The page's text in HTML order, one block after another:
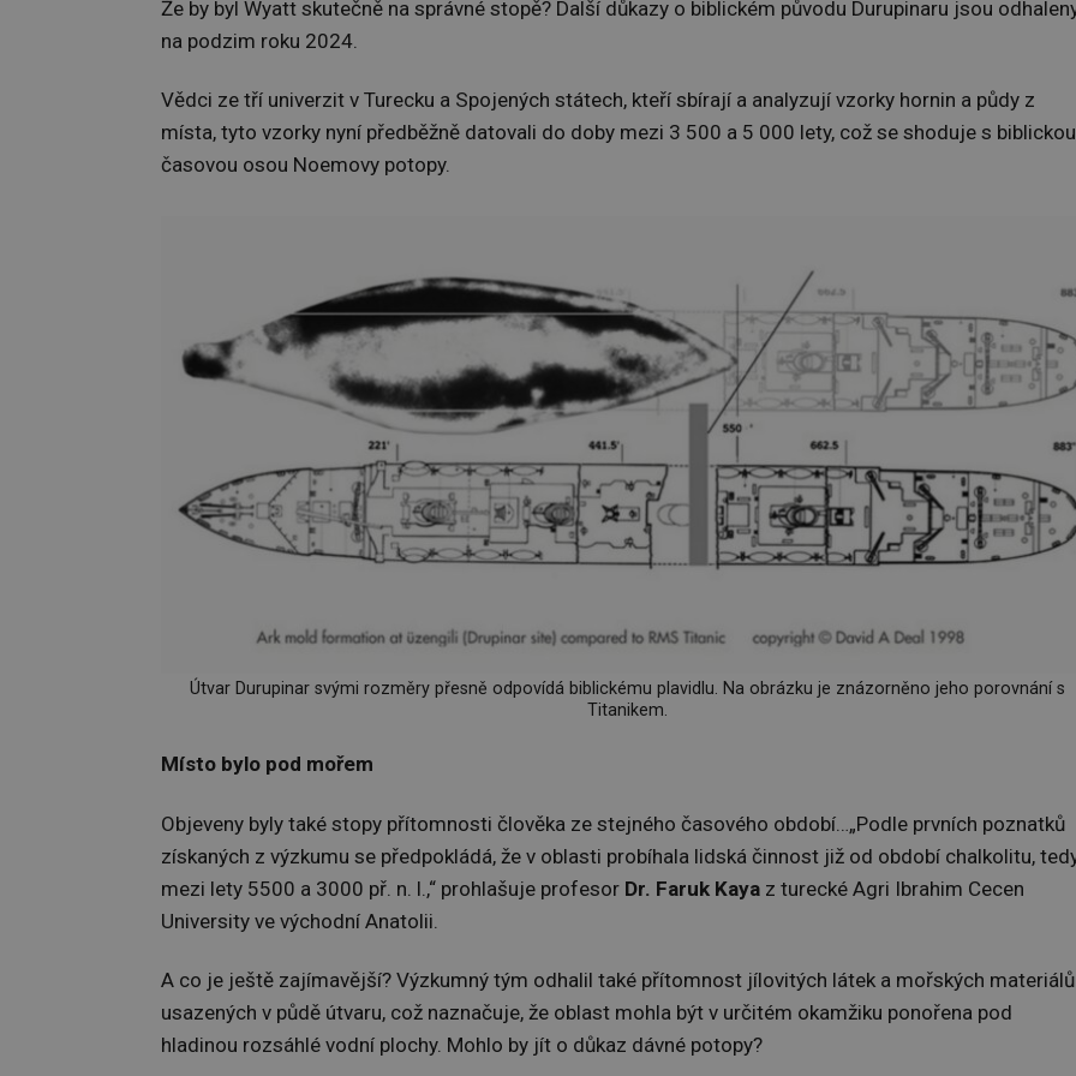
Že by byl Wyatt skutečně na správné stopě? Další důkazy o biblickém původu Durupinaru jsou
na podzim roku 2024.
Vědci ze tří univerzit v Turecku a Spojených státech, kteří sbírají a analyzují vzorky hornin a půdy z
místa, tyto vzorky nyní předběžně datovali do doby mezi 3 500 a 5 000 lety, což se shoduje s biblickou
časovou osou Noemovy potopy.
Útvar Durupinar svými rozměry přesně odpovídá biblickému plavidlu. Na obrázku je znázorněno jeho porovnání s
Titanikem.
Místo bylo pod mořem
Objeveny byly také stopy přítomnosti člověka ze stejného časového období…„Podle prvních poznatků
získaných z výzkumu se předpokládá, že v oblasti probíhala lidská činnost již od období chalkolitu,
mezi lety 5500 a 3000 př. n. l.,“ prohlašuje profesor Dr. Faruk Kaya z turecké Agri Ibrahim Cecen
University ve východní Anatolii.
A co je ještě zajímavější? Výzkumný tým odhalil také přítomnost jílovitých látek a mořských materiálů
usazených v půdě útvaru, což naznačuje, že oblast mohla být v určitém okamžiku ponořena pod
hladinou rozsáhlé vodní plochy. Mohlo by jít o důkaz dávné potopy?